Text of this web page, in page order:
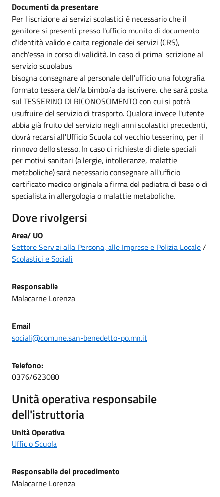
Documenti da presentare
Per l'iscrizione ai servizi scolastici è necessario che il
genitore si presenti presso l'ufficio munito di documento
d'identità valido e carta regionale dei servizi (CRS),
anch'essa in corso di validità. In caso di prima iscrizione al
servizio scuolabus
bisogna consegnare al personale dell'ufficio una fotografia
formato tessera del/la bimbo/a da iscrivere, che sarà posta
sul TESSERINO DI RICONOSCIMENTO con cui si potrà
usufruire del servizio di trasporto. Qualora invece l'utente
abbia già fruito del servizio negli anni scolastici precedenti,
dovrà recarsi all'Ufficio Scuola col vecchio tesserino, per il
rinnovo dello stesso. In caso di richieste di diete speciali
per motivi sanitari (allergie, intolleranze, malattie
metaboliche) sarà necessario consegnare all'ufficio
certificato medico originale a firma del pediatra di base o di
specialista in allergologia o malattie metaboliche.
Dove rivolgersi
Area/ UO
Settore Servizi alla Persona, alle Imprese e Polizia Locale/
Scolastici e Sociali
Responsabile
Malacarne Lorenza
Email
sociali@comune.san-benedetto-po.mn.it
Telefono:
0376/623080
Unità operativa responsabile
dell'istruttoria
Unità Operativa
Ufficio Scuola
Responsabile del procedimento
Malacarne Lorenza